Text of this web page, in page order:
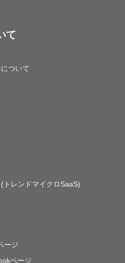
て
ついて
トレンドマイクロSaaS)
ージ
ページ